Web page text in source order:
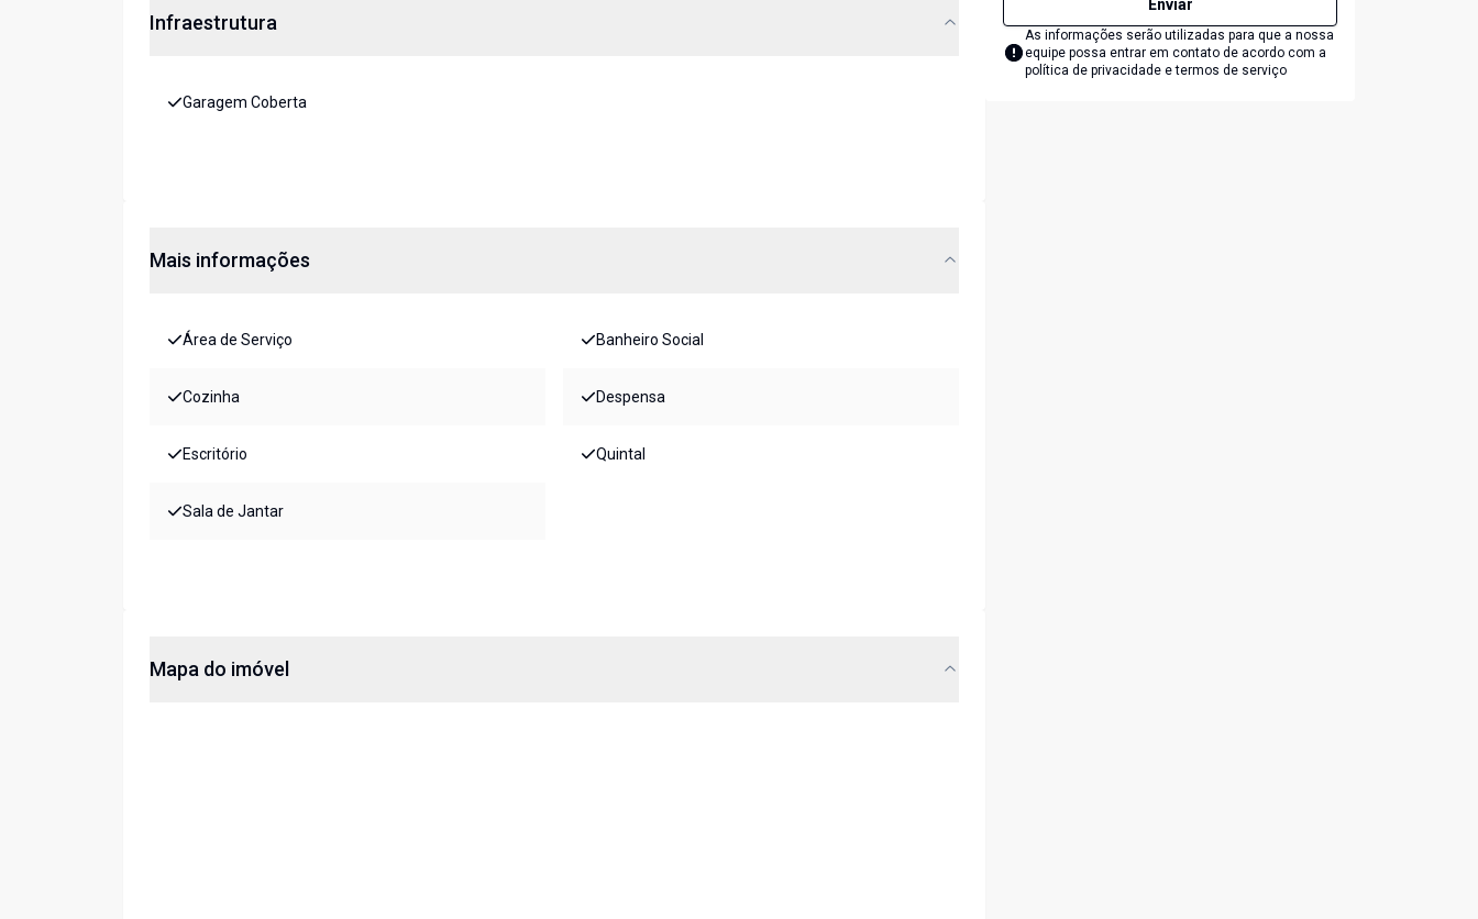
Infraestrutura
Garagem Coberta
Mais informações
Área de Serviço Banheiro Social
Cozinha Despensa
Escritório Quintal
Sala de Jantar
Mapa do imóvel
Enviar
As informações serão utilizadas para que a nossa
equipe possa entrar em contato de acordo com a
política de privacidade e termos de serviço